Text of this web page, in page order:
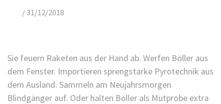
/ 31/12/2018
Sie feuern Raketen aus der Hand ab. Werfen Böller aus
dem Fenster. Importieren sprengstarke Pyrotechnik aus
dem Ausland. Sammeln am Neujahrsmorgen
Blindgänger auf. Oder halten Böller als Mutprobe extra